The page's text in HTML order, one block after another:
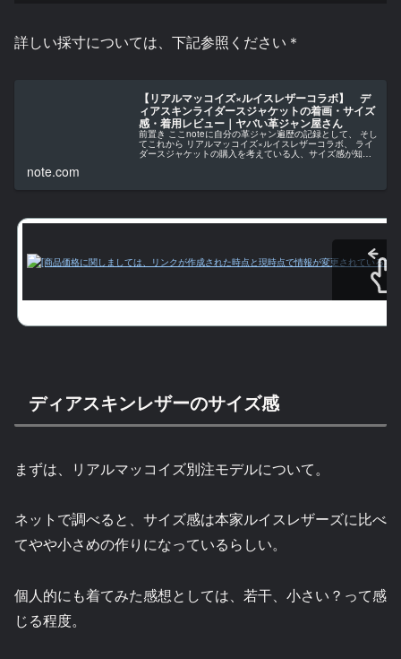
詳しい採寸については、下記参照ください＊
【リアルマッコイズ×ルイスレザーコラボ】 デ
ィアスキンライダースジャケットの着画・サイズ
感・着用レビュー｜ヤバい革ジャン屋さん
前置き ここnoteに自分の革ジャン遍歴の記録として、 そし
てこれから リアルマッコイズ×ルイスレザーコラボ、 ライ
ダースジャケットの購入を考えている人、サイズ感が知り
たい人の 参考になれば幸いです＊ オーナー基本情報(体
note.com
ディアスキンレザーのサイズ感
まずは、リアルマッコイズ別注モデルについて。
ネットで調べると、サイズ感は本家ルイスレザーズに比べ
てやや小さめの作りになっているらしい。
個人的にも着てみた感想としては、若干、小さい？って感
じる程度。